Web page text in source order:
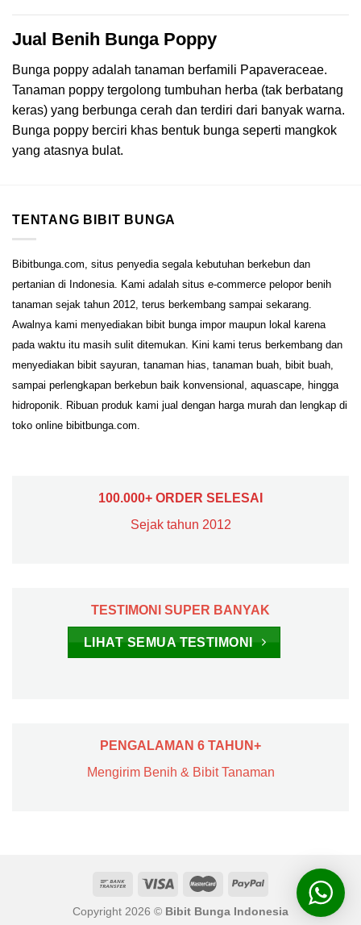
Jual Benih Bunga Poppy
Bunga poppy adalah tanaman berfamili Papaveraceae.
Tanaman poppy tergolong tumbuhan herba (tak berbatang
keras) yang berbunga cerah dan terdiri dari banyak warna.
Bunga poppy berciri khas bentuk bunga seperti mangkok
yang atasnya bulat.
TENTANG BIBIT BUNGA
Bibitbunga.com, situs penyedia segala kebutuhan berkebun dan
pertanian di Indonesia. Kami adalah situs e-commerce pelopor benih
tanaman sejak tahun 2012, terus berkembang sampai sekarang.
Awalnya kami menyediakan bibit bunga impor maupun lokal karena
pada waktu itu masih sulit ditemukan. Kini kami terus berkembang dan
menyediakan bibit sayuran, tanaman hias, tanaman buah, bibit buah,
sampai perlengkapan berkebun baik konvensional, aquascape, hingga
hidroponik. Ribuan produk kami jual dengan harga murah dan lengkap di
toko online bibitbunga.com.
100.000+ ORDER SELESAI
Sejak tahun 2012
TESTIMONI SUPER BANYAK
LIHAT SEMUA TESTIMONI
PENGALAMAN 6 TAHUN+
Mengirim Benih & Bibit Tanaman
Copyright 2026 © Bibit Bunga Indonesia